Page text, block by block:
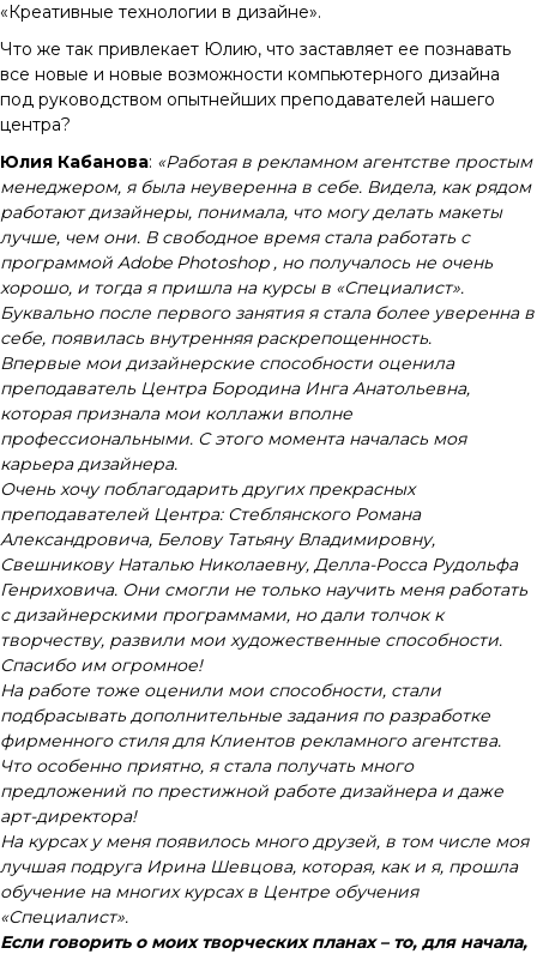
«Креативные технологии в дизайне».
Что же так привлекает Юлию, что заставляет ее познавать
все новые и новые возможности компьютерного дизайна
под руководством опытнейших преподавателей нашего
центра?
Юлия Кабанова: «Работая в рекламном агентстве простым
менеджером, я была неуверенна в себе. Видела, как рядом
работают дизайнеры, понимала, что могу делать макеты
лучше, чем они. В свободное время стала работать с
программой Adobe Photoshop , но получалось не очень
хорошо, и тогда я пришла на курсы в «Специалист».
Буквально после первого занятия я стала более уверенна в
себе, появилась внутренняя раскрепощенность.
Впервые мои дизайнерские способности оценила
преподаватель Центра Бородина Инга Анатольевна,
которая признала мои коллажи вполне
профессиональными. С этого момента началась моя
карьера дизайнера.
Очень хочу поблагодарить других прекрасных
преподавателей Центра: Стеблянского Романа
Александровича, Белову Татьяну Владимировну,
Свешникову Наталью Николаевну, Делла-Росса Рудольфа
Генриховича. Они смогли не только научить меня работать
с дизайнерскими программами, но дали толчок к
творчеству, развили мои художественные способности.
Спасибо им огромное!
На работе тоже оценили мои способности, стали
подбрасывать дополнительные задания по разработке
фирменного стиля для Клиентов рекламного агентства.
Что особенно приятно, я стала получать много
предложений по престижной работе дизайнера и даже
арт-директора!
На курсах у меня появилось много друзей, в том числе моя
лучшая подруга Ирина Шевцова, которая, как и я, прошла
обучение на многих курсах в Центре обучения
«Специалист».
Если говорить о моих творческих планах – то, для начала,